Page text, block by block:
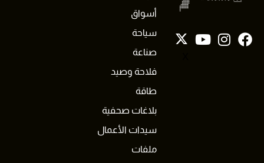
أسواق
سياحة
صناعة
فلاحة وصيد
طاقة
بلاغات صحفية
سيدات الأعمال
ملفات